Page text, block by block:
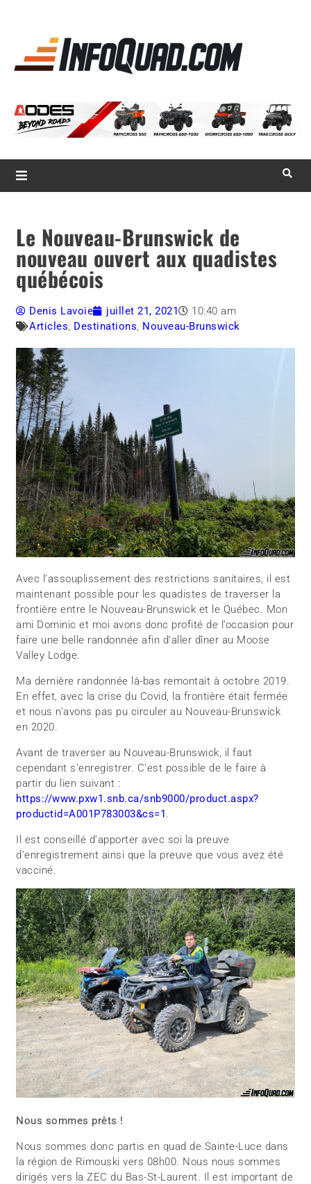
Magazine InfoQuad.com
Le Nouveau-Brunswick de
nouveau ouvert aux quadistes
québécois
Denis Lavoie juillet 21, 2021
10:40 am
Articles, Destinations, Nouveau-Brunswick
Avec l’assouplissement des restrictions sanitaires, il est
maintenant possible pour les quadistes de traverser la
frontière entre le Nouveau-Brunswick et le Québec. Mon
ami Dominic et moi avons donc profité de l’occasion pour
faire une belle randonnée afin d’aller dîner au Moose
Valley Lodge.
Ma dernière randonnée là-bas remontait à octobre 2019.
En effet, avec la crise du Covid, la frontière était fermée
et nous n’avons pas pu circuler au Nouveau-Brunswick
en 2020.
Avant de traverser au Nouveau-Brunswick, il faut
cependant s’enregistrer. C’est possible de le faire à
partir du lien suivant :
https://www.pxw1.snb.ca/snb9000/product.aspx?
productid=A001P783003&cs=1.
Il est conseillé d’apporter avec soi la preuve
d’enregistrement ainsi que la preuve que vous avez été
vacciné.
Nous sommes prêts !
Nous sommes donc partis en quad de Sainte-Luce dans
la région de Rimouski vers 08h00. Nous nous sommes
dirigés vers la ZEC du Bas-St-Laurent. Il est important de